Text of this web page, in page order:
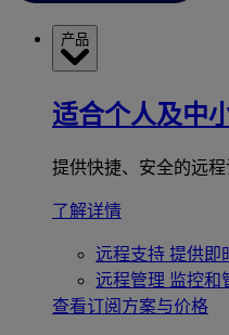
产品
适合个人及中
提供快捷、安全的远程
了解详情
远程支持 提供即
远程管理 监控和
查看订阅方案与价格